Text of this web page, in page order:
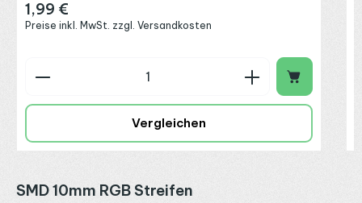
Regulärer Preis:
1,99 €
Preise inkl. MwSt. zzgl. Versandkosten
Produkt Anzahl: Gib den gewünschten Wert
Vergleichen
Produktgalerie überspringen
SMD 10mm RGB Streifen